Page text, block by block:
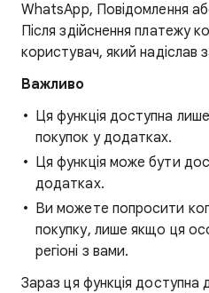
WhatsApp, Повідомлення
Після здійснення платежу
користувач, який надіслав
Важливо
Ця функція доступна
покупок у додатках.
Ця функція може бути
додатках.
Ви можете попросити
покупку, лише якщо ця
регіоні з вами.
Зараз ця функція доступна